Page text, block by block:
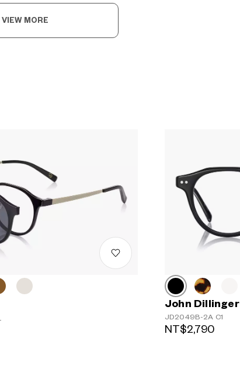
VIEW MORE
John Dillinger
JD2049B-2A C1
NT$2,790